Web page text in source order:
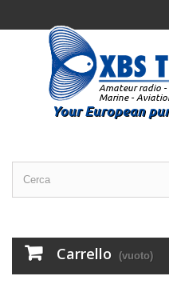
Carrello (vuoto)